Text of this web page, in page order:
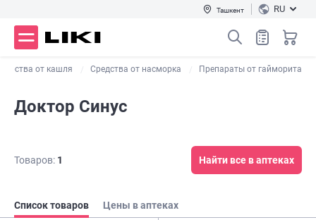
Ташкент RU
от кашля Средства от насморка Препараты от гайморита
Доктор Синус
Товаров: 1 Найти все в аптеках
Список товаров Цены в аптеках